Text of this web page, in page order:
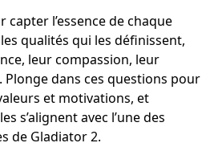
capter l’essence de chaque
qualités qui les définissent,
leur compassion, leur
dans ces questions pour
et motivations, et
s’alignent avec l’une des
de Gladiator 2.